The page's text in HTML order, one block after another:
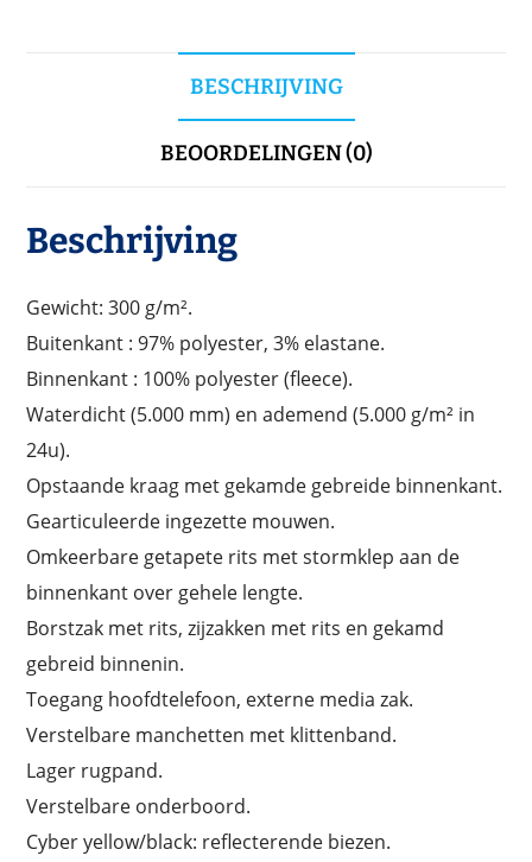
BESCHRIJVING
BEOORDELINGEN (0)
Beschrijving
Gewicht: 300 g/m².
Buitenkant : 97% polyester, 3% elastane.
Binnenkant : 100% polyester (fleece).
Waterdicht (5.000 mm) en ademend (5.000 g/m² in
24u).
Opstaande kraag met gekamde gebreide binnenkant.
Gearticuleerde ingezette mouwen.
Omkeerbare getapete rits met stormklep aan de
binnenkant over gehele lengte.
Borstzak met rits, zijzakken met rits en gekamd
gebreid binnenin.
Toegang hoofdtelefoon, externe media zak.
Verstelbare manchetten met klittenband.
Lager rugpand.
Verstelbare onderboord.
Cyber yellow/black: reflecterende biezen.